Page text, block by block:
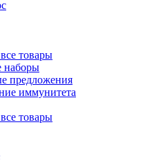
товары
наборы
предложения
иммунитета
товары